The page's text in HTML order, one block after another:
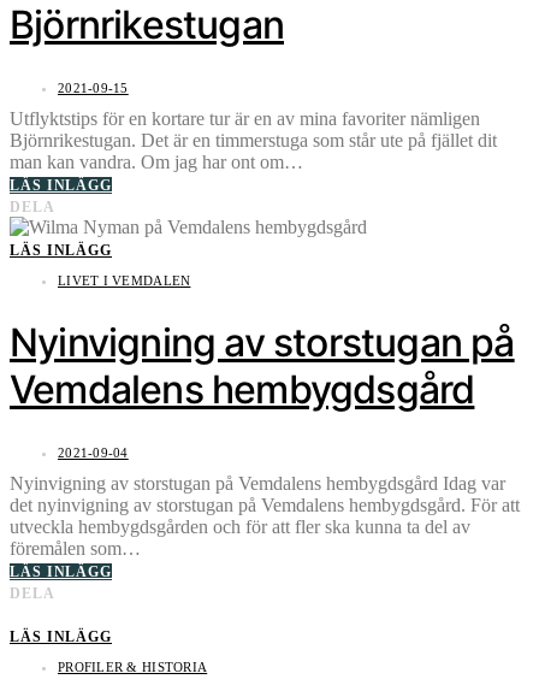
Björnrikestugan
2021-09-15
Utflyktstips för en kortare tur är en av mina favoriter nämligen
Björnrikestugan. Det är en timmerstuga som står ute på fjället dit
man kan vandra. Om jag har ont om…
LÄS INLÄGG
DELA
LÄS INLÄGG
LIVET I VEMDALEN
Nyinvigning av storstugan på
Vemdalens hembygdsgård
2021-09-04
Nyinvigning av storstugan på Vemdalens hembygdsgård Idag var
det nyinvigning av storstugan på Vemdalens hembygdsgård. För att
utveckla hembygdsgården och för att fler ska kunna ta del av
föremålen som…
LÄS INLÄGG
DELA
LÄS INLÄGG
PROFILER & HISTORIA